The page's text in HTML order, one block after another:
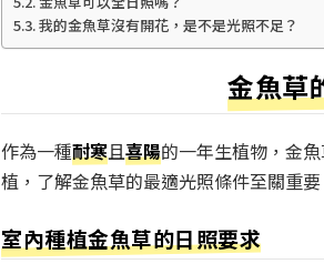
我的金魚草沒有開花，是不是光照不足？
金魚草
作為一種耐寒且喜陽的一年生植物，金
植，了解金魚草的最適光照條件至關重
室內種植金魚草的日照要求